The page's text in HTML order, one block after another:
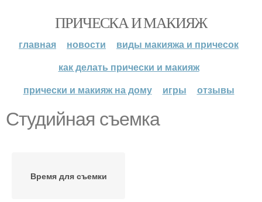
ПРИЧЕСКА И МАКИЯЖ
главная новости
виды макияжа и причесок
как делать прически и макияж
прически и макияж на дому
игры отзывы
Студийная съемка
Время для съемки